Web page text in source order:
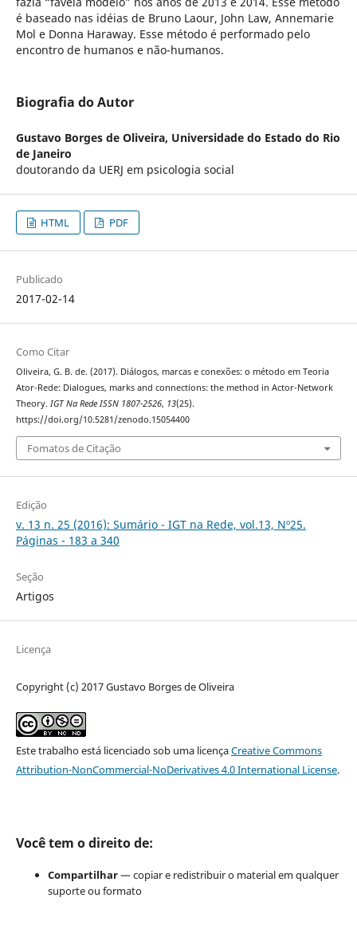
é baseado nas idéias de Bruno Laour, John Law, Annemarie
Mol e Donna Haraway. Esse método é performado pelo
encontro de humanos e não-humanos.
Biografia do Autor
Gustavo Borges de Oliveira, Universidade do Estado do Rio
de Janeiro
doutorando da UERJ em psicologia social
HTML PDF
Publicado
2017-02-14
Como Citar
Oliveira, G. B. de. (2017). Diálogos, marcas e conexões: o método em Teoria
Ator-Rede: Dialogues, marks and connections: the method in Actor-Network
Theory. IGT Na Rede ISSN 1807-2526, 13(25).
https://doi.org/10.5281/zenodo.15054400
Fomatos de Citação
Edição
v. 13 n. 25 (2016): Sumário - IGT na Rede, vol.13, Nº25.
Páginas - 183 a 340
Seção
Artigos
Licença
Copyright (c) 2017 Gustavo Borges de Oliveira
Este trabalho está licenciado sob uma licençaCreative Commons
Attribution-NonCommercial-NoDerivatives 4.0 International License.
Você tem o direito de:
Compartilhar— copiar e redistribuir o material em qualquer
suporte ou formato